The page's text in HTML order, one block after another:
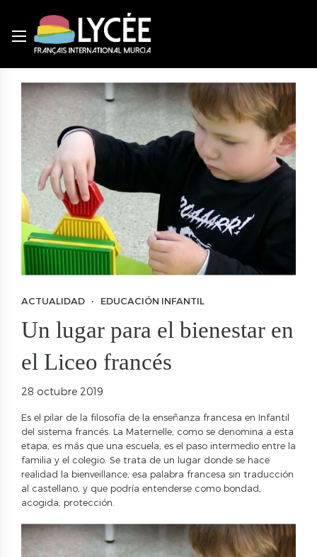
ACTUALIDAD EDUCACIÓN INFANTIL
Un lugar para el bienestar en
el Liceo francés
28 octubre 2019
Es el pilar de la filosofía de la enseñanza francesa en Infantil
del sistema francés. La Maternelle, como se denomina a esta
etapa, es más que una escuela, es el paso intermedio entre la
familia y el colegio. Se trata de un lugar donde se hace
realidad la bienveillance, esa palabra francesa sin traducción
al castellano, y que podría entenderse como bondad,
acogida, protección.